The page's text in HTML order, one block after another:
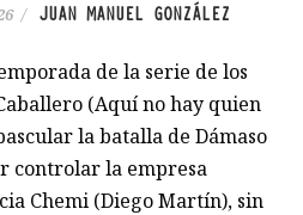
/ JUAN MANUEL GONZÁLEZ
de la serie de los
(Aquí no hay quien
la batalla de Dámaso
controlar la empresa
Chemi (Diego Martín), sin